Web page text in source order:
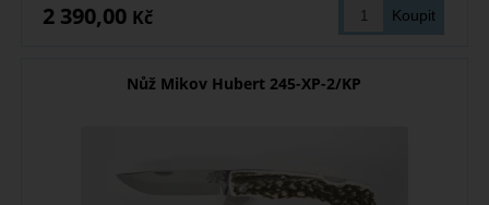
2 390,00 Kč
Nůž Mikov Hubert 245-XP-2/KP